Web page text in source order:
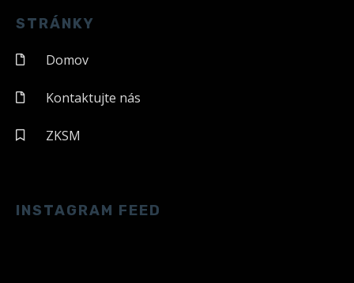
STRÁNKY
Domov
Kontaktujte nás
ZKSM
INSTAGRAM FEED